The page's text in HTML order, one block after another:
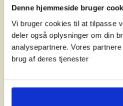
Denne hjemmeside bruger
Vi bruger cookies til at tilpasse
deler også oplysninger om din
analysepartnere. Vores
brug af deres tjenester